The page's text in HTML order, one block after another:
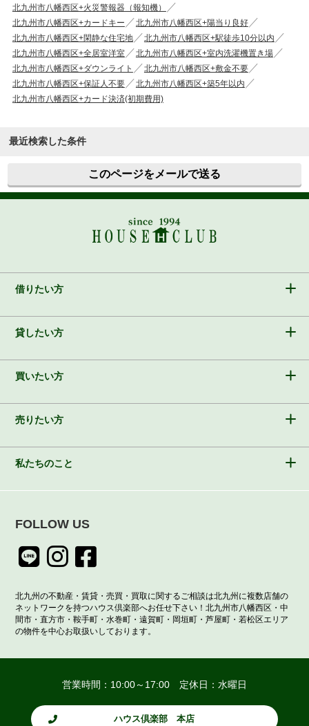
北九州市八幡西区+火災警報器（報知機）
北九州市八幡西区+カードキー
北九州市八幡西区+陽当り良好
北九州市八幡西区+閑静な住宅地
北九州市八幡西区+駅徒歩10分以内
北九州市八幡西区+全居室洋室
北九州市八幡西区+室内洗濯機置き場
北九州市八幡西区+ダウンライト
北九州市八幡西区+敷金不要
北九州市八幡西区+保証人不要
北九州市八幡西区+築5年以内
北九州市八幡西区+カード決済(初期費用)
最近検索した条件
このページをメールで送る
借りたい方
貸したい方
買いたい方
売りたい方
私たちのこと
FOLLOW US
北九州の不動産・賃貸・売買・買取に関するご相談は北九州に複数店舗の
ネットワークを持つハウス倶楽部へお任せ下さい！北九州市八幡西区・中
間市・直方市・鞍手町・水巻町・遠賀町・岡垣町・芦屋町・若松区エリア
の物件を中心お取扱いしております。
営業時間：10:00～17:00 定休日：水曜日
ハウス倶楽部 本店